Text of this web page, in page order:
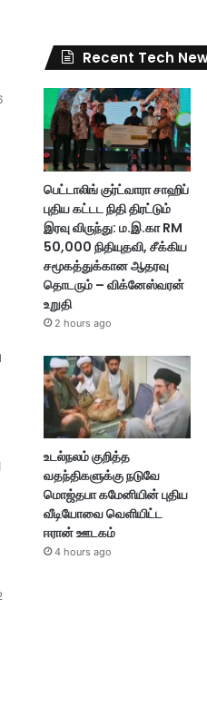
Recent Tech
பெட்டாலிங் குர்ட்வாரா சாஹிப்
புதிய கட்டட நிதி திரட்டும்
இரவு விருந்து: ம.இ.கா RM
50,000 நிதியுதவி, சீக்கிய
சமூகத்துக்கான ஆதரவு
தொடரும் – விக்னேஸ்வரன்
உறுதி
2 hours ago
உடல்நலம் குறித்த
வதந்திகளுக்கு நடுவே
மொஜ்தபா கமேனியின் புதிய
வீடியோவை வெளியிட்ட
ஈரான் ஊடகம்
4 hours ago